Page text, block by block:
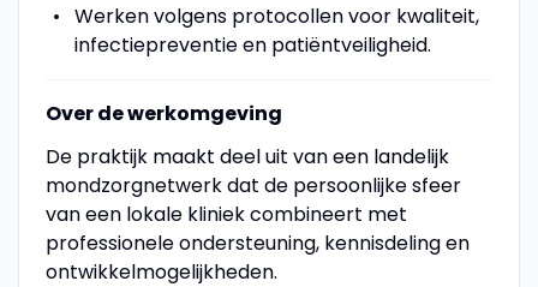
Werken volgens protocollen voor kwaliteit,
infectiepreventie en patiëntveiligheid.
Over de werkomgeving
De praktijk maakt deel uit van een landelijk
mondzorgnetwerk dat de persoonlijke sfeer
van een lokale kliniek combineert met
professionele ondersteuning, kennisdeling en
ontwikkelmogelijkheden.